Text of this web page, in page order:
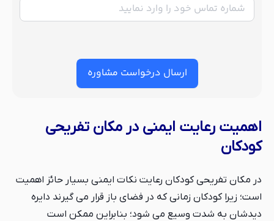
ارسال درخواست مشاوره
اهمیت رعایت ایمنی در مکان تفریحی
کودکان
در مکان تفریحی کودکان رعایت نکات ایمنی بسیار حائز اهمیت
است؛ زیرا کودکان زمانی که در فضای باز قرار می گیرند دایره
دیدشان به شدت وسیع می شود؛ بنابراین ممکن است